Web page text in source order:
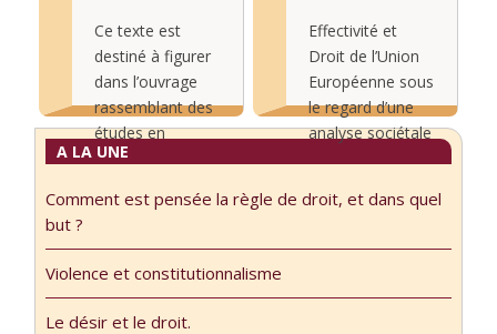
Ce texte est
destiné à figurer
dans l’ouvrage
rassemblant des
études en
hommage à la
Catherine
sujets et le déni
de sujet[1] [1]
suite...
Effectivité et
Droit de l’Union
Européenne sous
le regard d’une
analyse sociétale
Avertissement :
suite...
A LA UNE
Comment est pensée la règle de droit, et dans quel
but ?
Violence et constitutionnalisme
Le désir et le droit.